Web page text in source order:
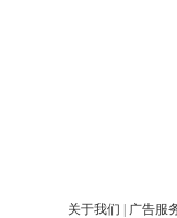
关于我们
广告服